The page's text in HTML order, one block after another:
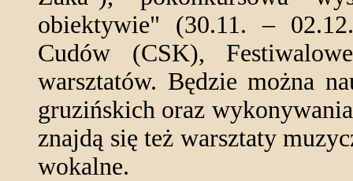
obiektywie" (30.11. –
Cudów (CSK),
warsztatów. Będzie można
gruzińskich oraz
znajdą się też warsztaty
wokalne.